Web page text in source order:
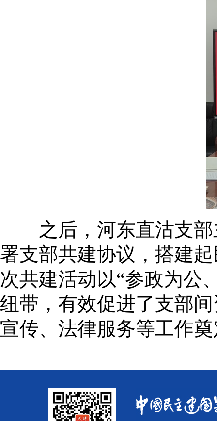
之后，河东直沽支部
署支部共建协议，搭建
次共建活动以“参政为公
纽带，有效促进了支部
宣传、法律服务等工作